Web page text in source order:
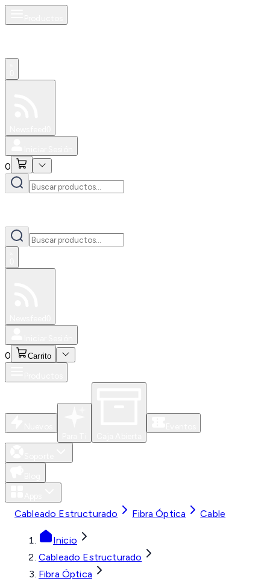
0
0 Carrito
Cableado Estructurado Fibra Óptica Cable
Inicio
Cableado Estructurado
Fibra Óptica